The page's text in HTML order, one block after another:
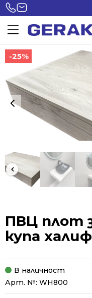
-25%
-25%
ПВЦ плот
купа
В наличност
Арт. №: WH800